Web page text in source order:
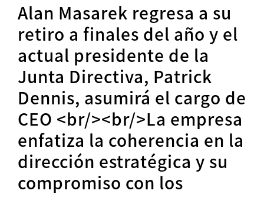
Alan Masarek regresa a su
retiro a finales del año y el
actual presidente de la
Junta Directiva, Patrick
Dennis, asumirá el cargo de
CEO <br/><br/>La empresa
enfatiza la coherencia en la
dirección estratégica y su
compromiso con los